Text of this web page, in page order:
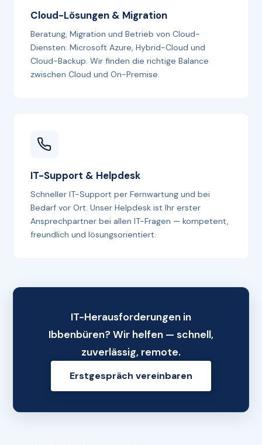
Cloud-Lösungen & Migration
Beratung, Migration und Betrieb von Cloud-
Diensten: Microsoft Azure, Hybrid-Cloud und
Cloud-Backup. Wir finden die richtige Balance
zwischen Cloud und On-Premise.
IT-Support & Helpdesk
Schneller IT-Support per Fernwartung und bei
Bedarf vor Ort. Unser Helpdesk ist Ihr erster
Ansprechpartner bei allen IT-Fragen — kompetent,
freundlich und lösungsorientiert.
IT-Herausforderungen in
Ibbenbüren? Wir helfen — schnell,
zuverlässig, remote.
Erstgespräch vereinbaren